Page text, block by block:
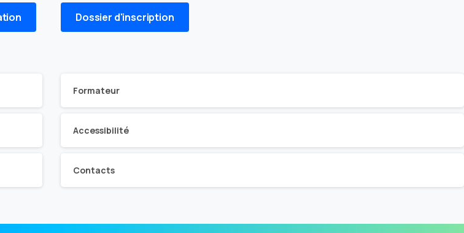
Dossier d'inscription
Formateur
Accessibilité
Contacts